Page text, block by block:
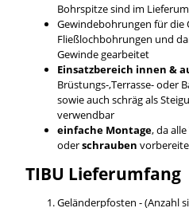
Bohrspitze sind im
Gewindebohrungen für die
Fließlochbohrungen und
Gewinde gearbeitet
Einsatzbereich innen &
Brüstungs-,Terrasse- oder
sowie auch schräg als
verwendbar
einfache Montage, da
oderschrauben
TIBU Lieferumfang
Geländerpfosten - (Anzahl